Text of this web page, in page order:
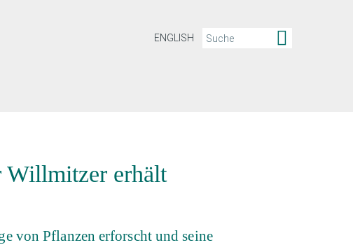
ENGLISH
Willmitzer erhält
von Pflanzen erforscht und seine